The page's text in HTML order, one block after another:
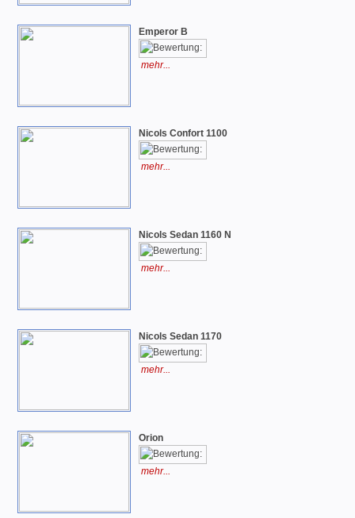
Emperor B
mehr...
Nicols Confort 1100
mehr...
Nicols Sedan 1160 N
mehr...
Nicols Sedan 1170
mehr...
Orion
mehr...